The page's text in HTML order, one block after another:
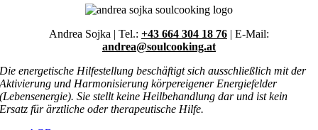
Andrea Sojka | Tel.: +43 664 304 18 76 | E-Mail:
andrea@soulcooking.at
Die energetische Hilfestellung beschäftigt sich ausschließlich mit der
Aktivierung und Harmonisierung körpereigener Energiefelder
(Lebensenergie). Sie stellt keine Heilbehandlung dar und ist kein
Ersatz für ärztliche oder therapeutische Hilfe.